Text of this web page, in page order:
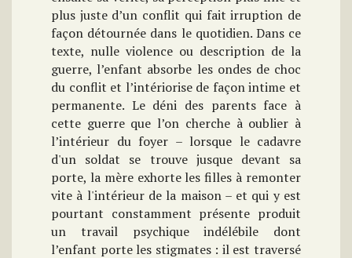
plus juste d’un conflit qui fait irruption de
façon détournée dans le quotidien. Dans ce
texte, nulle violence ou description de la
guerre, l’enfant absorbe les ondes de choc
du conflit et l’intériorise de façon intime et
permanente. Le déni des parents face à
cette guerre que l’on cherche à oublier à
l’intérieur du foyer – lorsque le cadavre
d'un soldat se trouve jusque devant sa
porte, la mère exhorte les filles à remonter
vite à l'intérieur de la maison – et qui y est
pourtant constamment présente produit
un travail psychique indélébile dont
l’enfant porte les stigmates : il est traversé